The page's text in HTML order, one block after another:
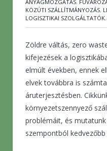
ANYAGMOZGATÁS,
KÖZÚTI SZÁLLÍTMÁNYOZÁS,
LOGISZTIKAI SZOLGÁLTATÓK,
Zöldre váltás, zero
kifejezések a
elmúlt években, ennek
elvek továbbra is
áruterjesztésben.
környezetszennyező
problémáit, és
szempontból